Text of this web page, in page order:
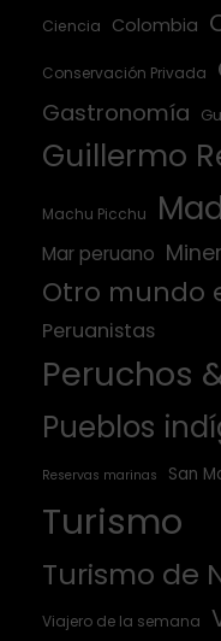
Ciencia Colombia
Conservación Privada
Gastronomía
Guillermo
Machu Picchu
Mar peruano
Otro mundo
Peruanistas
Peruchos
Pueblos
Reservas marinas San
Turismo
Turismo de
Viajero de la semana